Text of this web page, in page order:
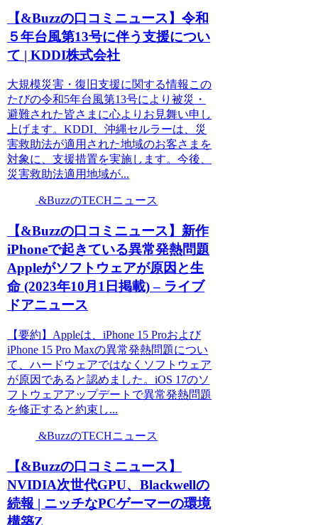
【&Buzzの口コミニュース】令和
５年台風第13号に伴う支援につい
て | KDDI株式会社
大規模災害・復旧支援に関する情報この
たびの令和5年台風第13号により被災・
避難された皆さまに心よりお見舞い申し
上げます。KDDI、沖縄セルラーは、災
害救助法が適用された地域のお客さまを
対象に、支援措置を実施します。今後、
災害救助法適用地域が...
&BuzzのTECHニュース
【&Buzzの口コミニュース】新作
iPhoneで起きている異常発熱問題
Appleがソフトウェアが原因と生
命 (2023年10月1日掲載) – ライブ
ドアニュース
【要約】Appleは、iPhone 15 Proおよび
iPhone 15 Pro Maxの異常発熱問題につい
て、ハードウェアではなくソフトウェア
が原因であると認めました。iOS 17のソ
フトウェアアップデートで異常発熱問題
を修正すると約束し...
&BuzzのTECHニュース
【&Buzzの口コミニュース】
NVIDIA次世代GPU、Blackwellの
続報 | ニッチなPCゲーマーの環境
構築Z